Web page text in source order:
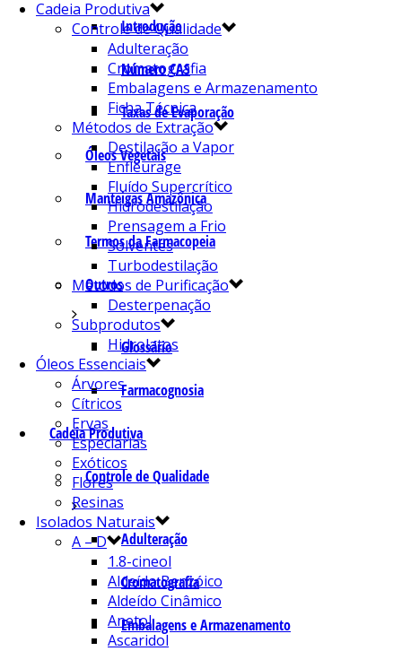
Introdução
Número CAS
Taxas de Evaporação
Óleos Vegetais
Manteigas Amazônica
Termos da Farmacopeia
Outros
Glossário
Farmacognosia
Cadeia Produtiva
Controle de Qualidade
Adulteração
Cromatografia
Embalagens e Armazenamento
Cadeia Produtiva
Controle de Qualidade
Adulteração
Cromatografia
Embalagens e Armazenamento
Ficha Técnica
Métodos de Extração
Destilação a Vapor
Enfleurage
Fluído Supercrítico
Hidrodestilação
Prensagem a Frio
Solventes
Turbodestilação
Métodos de Purificação
Desterpenação
Subprodutos
Hidrolatos
Óleos Essenciais
Árvores
Cítricos
Ervas
Especiarias
Exóticos
Flores
Resinas
Isolados Naturais
A – D
1.8-cineol
Aldeído Benzóico
Aldeído Cinâmico
Anetol
Ascaridol